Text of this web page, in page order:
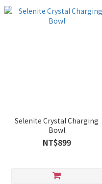
Selenite Crystal Charging
Bowl
NT$899